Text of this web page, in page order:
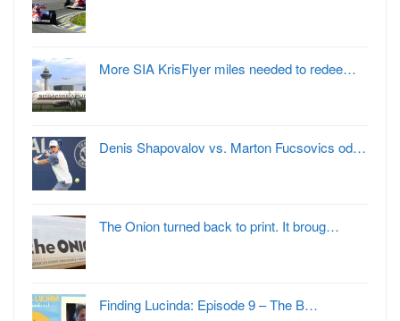
More SIA KrisFlyer miles needed to redee…
Denis Shapovalov vs. Marton Fucsovics od…
The Onion turned back to print. It broug…
Finding Lucinda: Episode 9 – The B…